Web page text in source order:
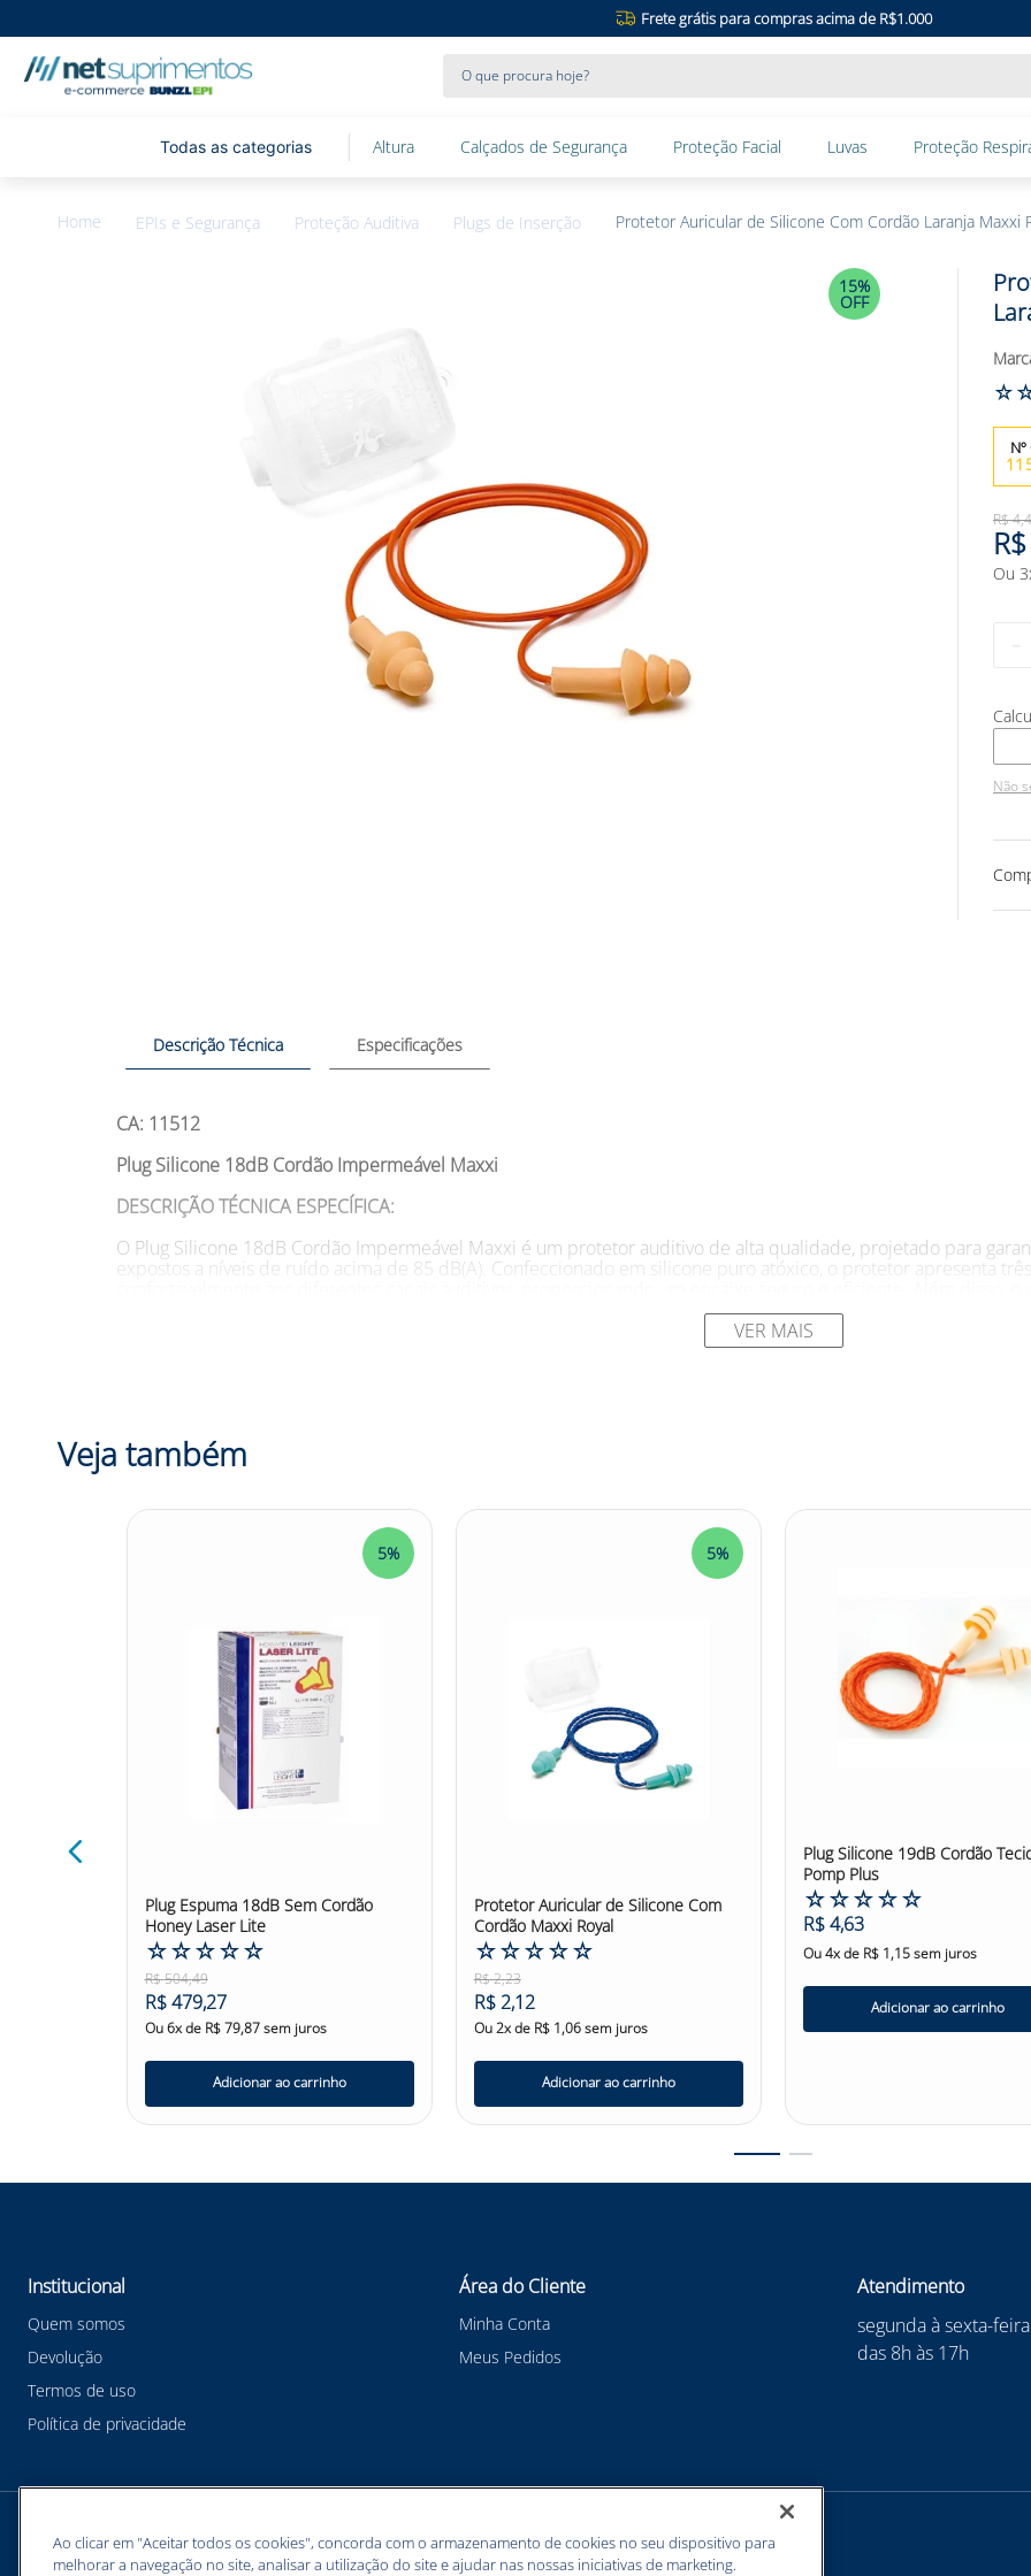
Frete grátis para compras acima de R$1.000
Altura Calçados de Segurança Proteção Facial Luvas Proteção
EPIs e Segurança Proteção Auditiva Plugs de Inserção Protetor Auricular de Silicone Com Cordão Laranja Maxxi
15%
OFF
☆
R$4,
R$
Ou 3
Não
Descrição Técnica Especificações
CA: 11512
Plug Silicone 18dB Cordão Impermeável Maxxi
DESCRIÇÃO TÉCNICA ESPECÍFICA:
O Plug Silicone 18dB Cordão Impermeável Maxxi é um protetor auditivo de alta qualidade, projetado para
expostos a níveis de ruído acima de 85 dB(A). Confeccionado em silicone puro atóxico, o protetor apresenta
permitindo uma maior vida útil e economia em relação aos protetores descartáveis. Seu cordão também é
resistência ao uso diário. O Plug Silicone 18dB Cordão Impermeável Maxxi vem embalado em um estojo
transporte. É importante ressaltar que a higienização adequada é essencial para manter a eficácia e a
O Plug Silicone 18dB Cordão Impermeável Maxxi é recomendado para proteção auditiva em ambientes com
proteção do sistema auditivo contra ruídos excessivos.
O Plug Silicone 18dB Cordão Impermeável Maxxi é um protetor auditivo de alta qualidade, projetado para
expostos a níveis de ruído acima de 85 dB(A). Confeccionado em silicone puro atóxico, o protetor apresenta
confortavelmente aos diferentes canais auditivos, proporcionando um encaixe seguro e eficiente. Além disso, o
permitindo uma maior vida útil e economia em relação aos protetores descartáveis. Seu cordão também é
resistência ao uso diário. O Plug Silicone 18dB Cordão Impermeável Maxxi vem embalado em um estojo
transporte. É importante ressaltar que a higienização adequada é essencial para manter a eficácia e a
com água corrente e sabão neutro e trocá-lo imediatamente caso apresente qualquer desgaste.
#proteçãoauditiva #protetorauditivo #saúdeauditiva #siliconeatóxico #níveisderuído
VER MAIS
Veja também
5%
Plug Espuma 18dB Sem Cordão
Honey Laser Lite
☆☆☆☆☆
R$504,49
R$ 479,27
Ou6x de R$ 79,87sem juros
Adicionar ao carrinho
5%
Protetor Auricular de Silicone Com
Cordão Maxxi Royal
☆☆☆☆☆
R$2,23
R$2,12
Ou2x de R$ 1,06sem juros
Adicionar ao carrinho
Plug Silicone 19dB Cordão
Pomp Plus
☆☆☆☆☆
R$4,63
Ou4x de R$ 1,15sem juros
Adicionar ao carrinho
Institucional
Quem somos
Devolução
Termos de uso
Política de privacidade
Área do Cliente
Minha Conta
Meus Pedidos
Atendimento
segunda à sexta-feira
das 8h às 17h
Meios de pagamentos
Ao clicar em "Aceitar todos os cookies", concorda com o armazenamento de cookies no seu dispositivo para
melhorar a navegação no site, analisar a utilização do site e ajudar nas nossas iniciativas de marketing.